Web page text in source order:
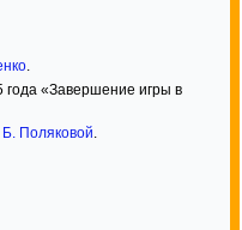
.
«Завершение игры в
Поляковой